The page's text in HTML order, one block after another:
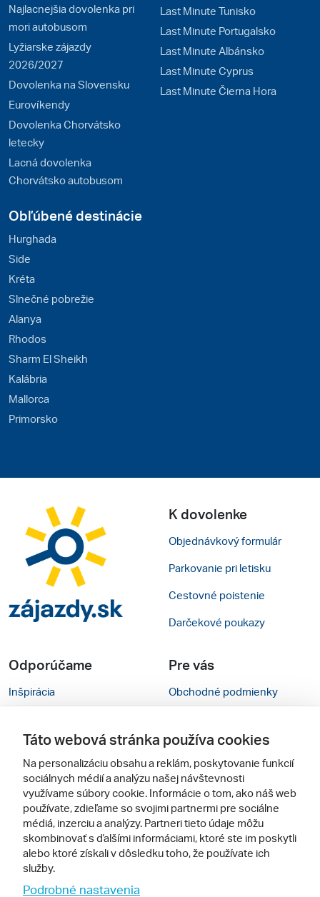
Najlacnejšia dovolenka pri
mori autobusom
Lyžiarske zájazdy
2026/2027
Dovolenka na Slovensku
Eurovíkendy
Dovolenka Chorvátsko
letecky
Lacná dovolenka
Chorvátsko autobusom
Last Minute Tunisko
Last Minute Portugalsko
Last Minute Albánsko
Last Minute Cyprus
Last Minute Čierna Hora
Obľúbené destinácie
Hurghada
Side
Kréta
Slnečné pobrežie
Alanya
Rhodos
Sharm El Sheikh
Kalábria
Mallorca
Primorsko
K dovolenke
Objednávkový formulár
Parkovanie pri letisku
Cestovné poistenie
Darčekové poukazy
Odporúčame
Inšpirácia
Cestovné kancelárie
Zájezdy.cz
Pre vás
Obchodné podmienky
Nastavenie cookies
Mobilná verzia webu
Sledujte nás
Táto webová stránka používa cookies
Na personalizáciu obsahu a reklám, poskytovanie funkcií
sociálnych médií a analýzu našej návštevnosti
využívame súbory cookie. Informácie o tom, ako náš web
používate, zdieľame so svojimi partnermi pre sociálne
médiá, inzerciu a analýzy. Partneri tieto údaje môžu
skombinovať s ďalšími informáciami, ktoré ste im poskytli
alebo ktoré získali v dôsledku toho, že používate ich
služby.
Podrobné nastavenia